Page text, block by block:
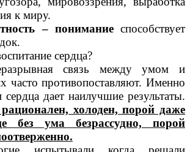
к миру.
– понимание способствует
сердца?
связь между умом и
часто противопоставляют. Именно
дает наилучшие результаты.
холоден, порой даже
без ума безрассудно, порой